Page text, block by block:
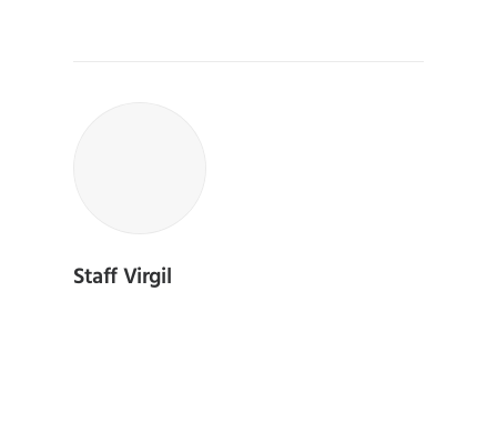
Staff Virgil